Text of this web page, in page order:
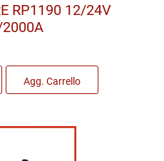
RP1190 12/24V
Agg. Carrello